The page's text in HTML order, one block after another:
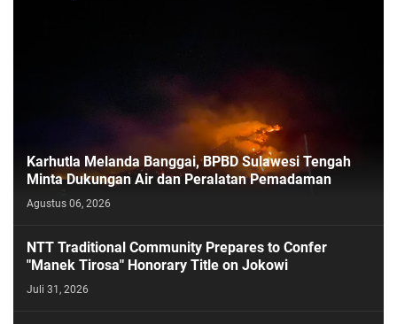
Karhutla Melanda Banggai, BPBD Sulawesi Tengah
Minta Dukungan Air dan Peralatan Pemadaman
Agustus 06, 2026
NTT Traditional Community Prepares to Confer
"Manek Tirosa" Honorary Title on Jokowi
Juli 31, 2026